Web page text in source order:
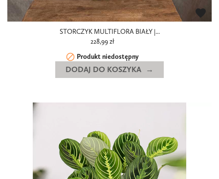
STORCZYK MULTIFLORA BIAŁY |...
228,99 zł
 Produkt niedostępny
favorite
DODAJ DO KOSZYKA